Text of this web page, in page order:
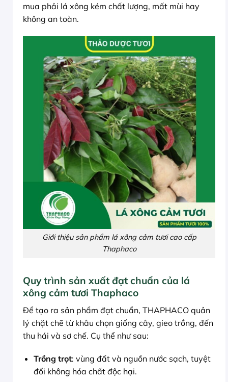
mua phải lá xông kém chất lượng, mất mùi hay
không an toàn.
Giới thiệu sản phẩm lá xông cảm tươi cao cấp
Thaphaco
Quy trình sản xuất đạt chuẩn của lá
xông cảm tươi Thaphaco
Để tạo ra sản phẩm đạt chuẩn, THAPHACO quản
lý chặt chẽ từ khâu chọn giống cây, gieo trồng, đến
thu hái và sơ chế. Cụ thể như sau:
Trồng trọt: vùng đất và nguồn nước sạch, tuyệt
đối không hóa chất độc hại.